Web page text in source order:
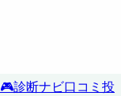
🎮診断ナビ口コミ投